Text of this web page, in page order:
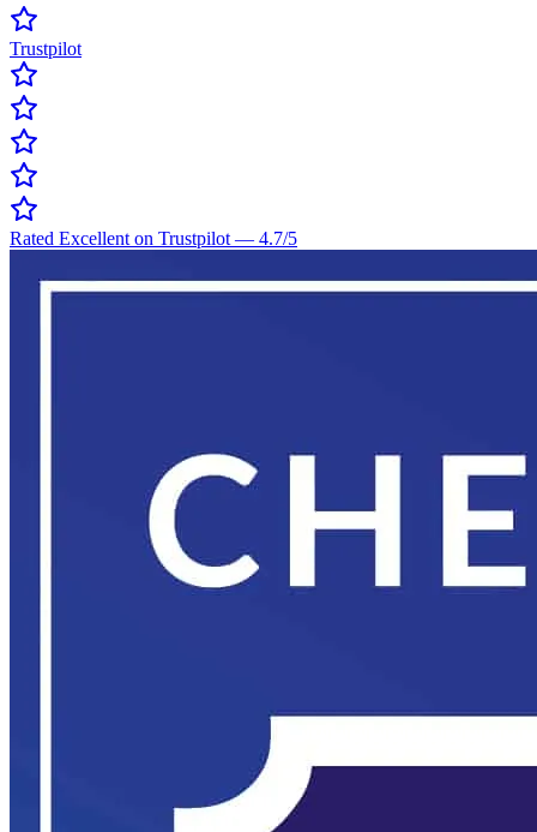
Trustpilot
Rated Excellent on Trustpilot — 4.7/5